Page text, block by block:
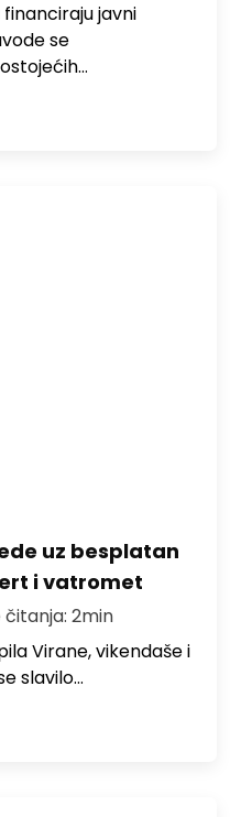
financiraju javni
se
uz besplatan
i vatromet
2min
Virane, vikendaše i
slavilo…